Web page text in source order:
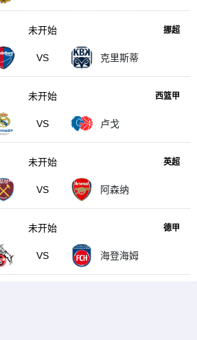
挪超
VS 克里斯蒂
未开始
西篮甲
VS 卢戈
未开始
英超
VS 阿森纳
未开始
德甲
VS 海登海姆
未开始